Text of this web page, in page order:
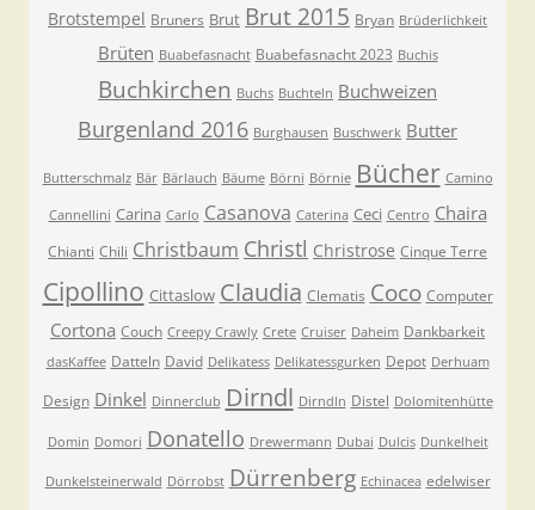
Brotstempel Bruners Brut Brut 2015 Bryan Brüderlichkeit
Brüten Buabefasnacht Buabefasnacht 2023 Buchis
Buchkirchen Buchs Buchteln Buchweizen
Burgenland 2016 Burghausen Buschwerk Butter
Butterschmalz Bär Bärlauch Bäume Börni Börnie Bücher Camino
Cannellini Carina Carlo Casanova Caterina Ceci Centro Chaira
Chianti Chili Christbaum Christl Christrose Cinque Terre
Cipollino Cittaslow Claudia Clematis Coco Computer
Cortona Couch Creepy Crawly Crete Cruiser Daheim Dankbarkeit
dasKaffee Datteln David Delikatess Delikatessgurken Depot Derhuam
Design Dinkel Dinnerclub Dirndl Dirndln Distel Dolomitenhütte
Domin Domori Donatello Drewermann Dubai Dulcis Dunkelheit
Dunkelsteinerwald Dörrobst Dürrenberg Echinacea edelwiser